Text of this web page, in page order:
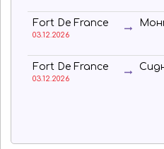
Fort De France
03.12.2026
Fort De France
03.12.2026